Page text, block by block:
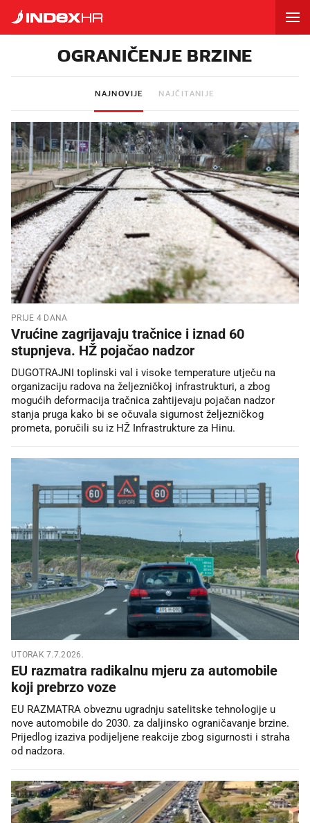
OGRANIČENJE BRZINE
NAJNOVIJE NAJČITANIJE
PRIJE 4 DANA
Vrućine zagrijavaju tračnice i iznad 60
stupnjeva. HŽ pojačao nadzor
DUGOTRAJNI toplinski val i visoke temperature utječu na
organizaciju radova na željezničkoj infrastrukturi, a zbog
mogućih deformacija tračnica zahtijevaju pojačan nadzor
stanja pruga kako bi se očuvala sigurnost željezničkog
prometa, poručili su iz HŽ Infrastrukture za Hinu.
UTORAK 7.7.2026.
EU razmatra radikalnu mjeru za automobile
koji prebrzo voze
EU RAZMATRA obveznu ugradnju satelitske tehnologije u
nove automobile do 2030. za daljinsko ograničavanje brzine.
Prijedlog izaziva podijeljene reakcije zbog sigurnosti i straha
od nadzora.